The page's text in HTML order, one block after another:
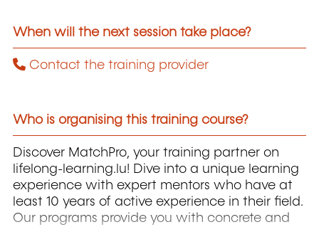
When will the next session take place?
Contact the training provider
Who is organising this training course?
Discover MatchPro, your training partner on
lifelong-learning.lu! Dive into a unique learning
experience with expert mentors who have at
least 10 years of active experience in their field.
Our programs provide you with concrete and